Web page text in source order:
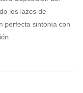
los lazos de
perfecta sintonía con